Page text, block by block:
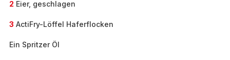
2 Eier, geschlagen
3 ActiFry-Löffel Haferflocken
Ein Spritzer Öl